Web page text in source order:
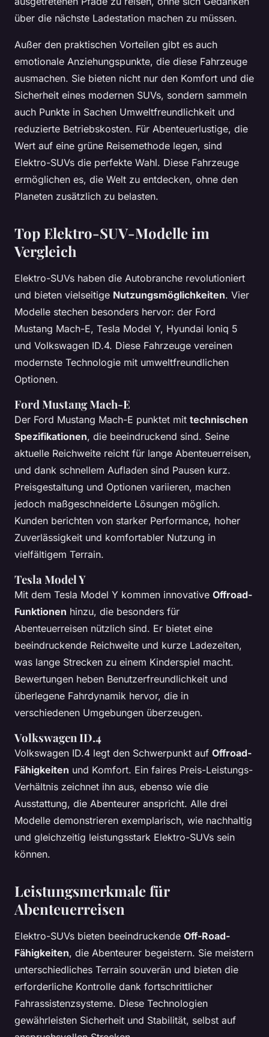
über die nächste Ladestation machen zu müssen.
Außer den praktischen Vorteilen gibt es auch
emotionale Anziehungspunkte, die diese Fahrzeuge
ausmachen. Sie bieten nicht nur den Komfort und die
Sicherheit eines modernen SUVs, sondern sammeln
auch Punkte in Sachen Umweltfreundlichkeit und
reduzierte Betriebskosten. Für Abenteuerlustige, die
Wert auf eine grüne Reisemethode legen, sind
Elektro-SUVs die perfekte Wahl. Diese Fahrzeuge
ermöglichen es, die Welt zu entdecken, ohne den
Planeten zusätzlich zu belasten.
Top Elektro-SUV-Modelle im
Vergleich
Elektro-SUVs haben die Autobranche revolutioniert
und bieten vielseitige Nutzungsmöglichkeiten. Vier
Modelle stechen besonders hervor: der Ford
Mustang Mach-E, Tesla Model Y, Hyundai Ioniq 5
und Volkswagen ID.4. Diese Fahrzeuge vereinen
modernste Technologie mit umweltfreundlichen
Optionen.
Ford Mustang Mach-E
Der Ford Mustang Mach-E punktet mit technischen
Spezifikationen, die beeindruckend sind. Seine
aktuelle Reichweite reicht für lange Abenteuerreisen,
und dank schnellem Aufladen sind Pausen kurz.
Preisgestaltung und Optionen variieren, machen
jedoch maßgeschneiderte Lösungen möglich.
Kunden berichten von starker Performance, hoher
Zuverlässigkeit und komfortabler Nutzung in
vielfältigem Terrain.
Tesla Model Y
Mit dem Tesla Model Y kommen innovative Offroad-
Funktionen hinzu, die besonders für
Abenteuerreisen nützlich sind. Er bietet eine
beeindruckende Reichweite und kurze Ladezeiten,
was lange Strecken zu einem Kinderspiel macht.
Bewertungen heben Benutzerfreundlichkeit und
überlegene Fahrdynamik hervor, die in
verschiedenen Umgebungen überzeugen.
Volkswagen ID.4
Volkswagen ID.4 legt den Schwerpunkt auf Offroad-
Fähigkeiten und Komfort. Ein faires Preis-Leistungs-
Verhältnis zeichnet ihn aus, ebenso wie die
Ausstattung, die Abenteurer anspricht. Alle drei
Modelle demonstrieren exemplarisch, wie nachhaltig
und gleichzeitig leistungsstark Elektro-SUVs sein
können.
Leistungsmerkmale für
Abenteuerreisen
Elektro-SUVs bieten beeindruckende Off-Road-
Fähigkeiten, die Abenteurer begeistern. Sie meistern
unterschiedliches Terrain souverän und bieten die
erforderliche Kontrolle dank fortschrittlicher
Fahrassistenzsysteme. Diese Technologien
gewährleisten Sicherheit und Stabilität, selbst auf